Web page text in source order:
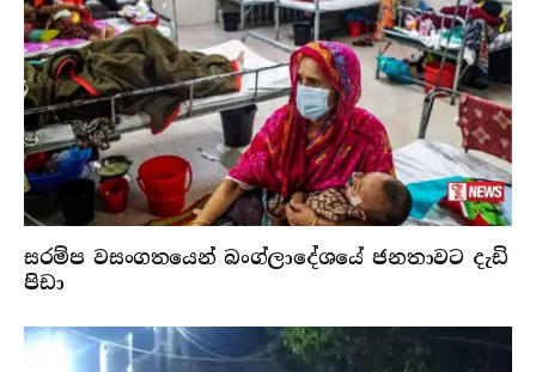
සරම්ප වසංගතයෙන් බංග්ලාදේශයේ ජනතාවට දැඩි
පිඩා